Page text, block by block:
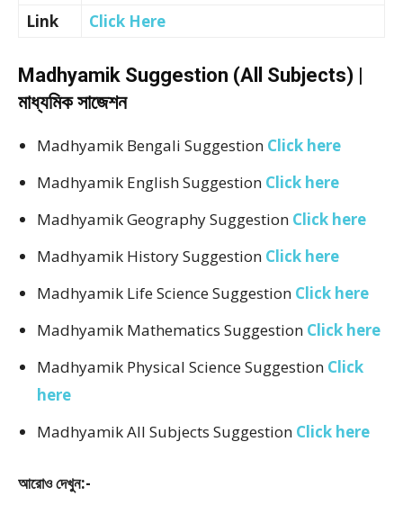
Link
Click Here
Madhyamik Suggestion (All Subjects) |
মাধ্যমিক সাজেশন
Madhyamik Bengali Suggestion Click here
Madhyamik English Suggestion Click here
Madhyamik Geography Suggestion Click here
Madhyamik History Suggestion Click here
Madhyamik Life Science Suggestion Click here
Madhyamik Mathematics Suggestion Click here
Madhyamik Physical Science Suggestion Click
here
Madhyamik All Subjects Suggestion Click here
আরোও দেখুন:-